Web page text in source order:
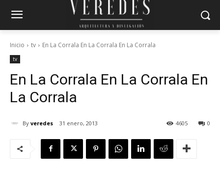
Inicio tv En La Corrala En La Corrala En La Corrala
tv
En La Corrala En La Corrala En
La Corrala
By veredes 31 enero, 2013 0
4605